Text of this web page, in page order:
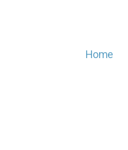
Home